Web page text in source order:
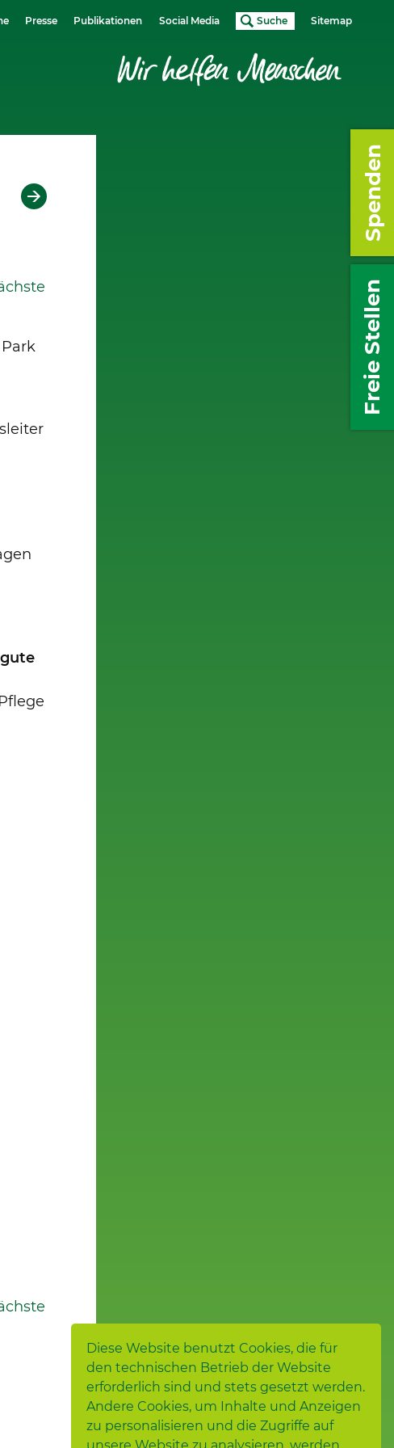
Diese Website benutzt Cookies, die für
den technischen Betrieb der Website
erforderlich sind und stets gesetzt werden.
Andere Cookies, um Inhalte und Anzeigen
zu personalisieren und die Zugriffe auf
Presse Publikationen Social Media Suche Sitemap
Spenden
Freie Stellen